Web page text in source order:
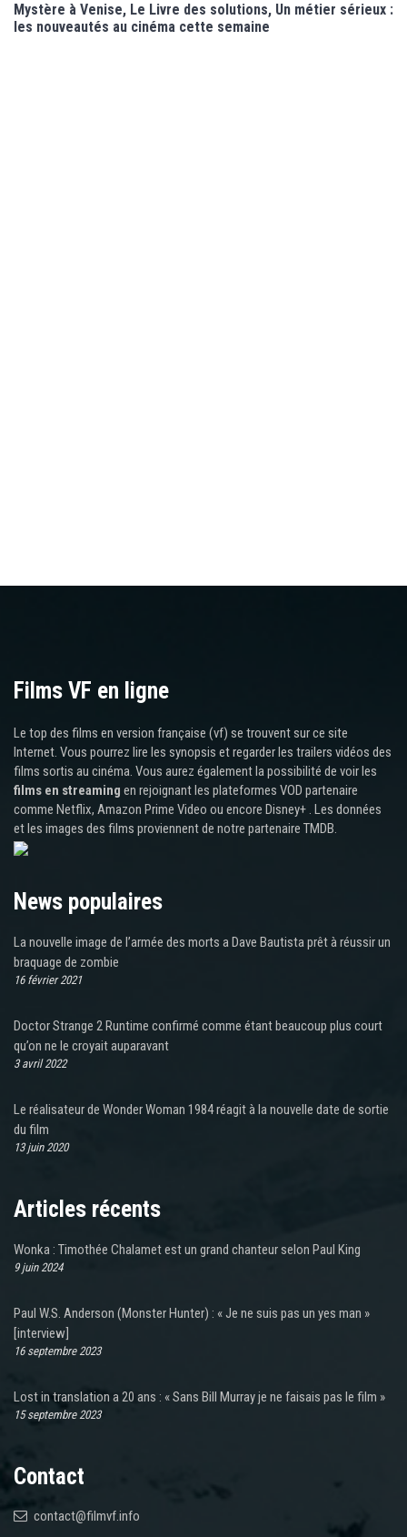
Mystère à Venise, Le Livre des solutions, Un métier sérieux :
les nouveautés au cinéma cette semaine
Films VF en ligne
Le top des films en version française (vf) se trouvent sur ce site
Internet. Vous pourrez lire les synopsis et regarder les trailers vidéos des
films sortis au cinéma. Vous aurez également la possibilité de voir les
films en streaming en rejoignant les plateformes VOD partenaire
comme Netflix, Amazon Prime Video ou encore Disney+ . Les données
et les images des films proviennent de notre partenaire TMDB.
News populaires
La nouvelle image de l’armée des morts a Dave Bautista prêt à réussir un
braquage de zombie
16 février 2021
Doctor Strange 2 Runtime confirmé comme étant beaucoup plus court
qu’on ne le croyait auparavant
3 avril 2022
Le réalisateur de Wonder Woman 1984 réagit à la nouvelle date de sortie
du film
13 juin 2020
Articles récents
Wonka : Timothée Chalamet est un grand chanteur selon Paul King
9 juin 2024
Paul W.S. Anderson (Monster Hunter) : « Je ne suis pas un yes man »
[interview]
16 septembre 2023
Lost in translation a 20 ans : « Sans Bill Murray je ne faisais pas le film »
15 septembre 2023
Contact
contact@filmvf.info